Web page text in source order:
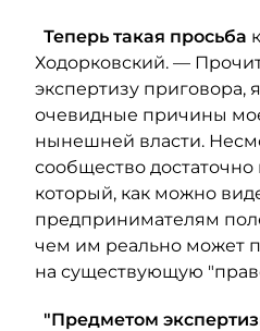
Теперь такая просьба
Ходорковский. —
экспертизу приговора,
очевидные причины
нынешней власти.
сообщество
который, как можно
предпринимателям
чем им реально может
на существующую
"Предметом